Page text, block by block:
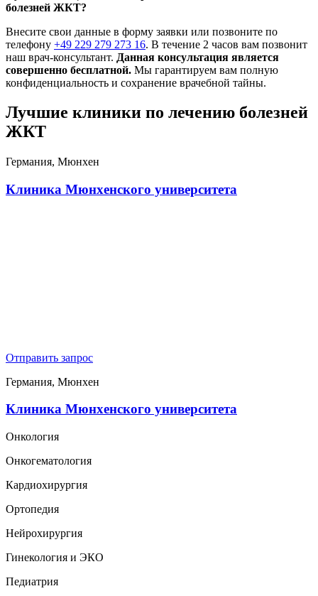
болезней ЖКТ?
Внесите свои данные в форму заявки или позвоните по
телефону +49 229 279 273 16. В течение 2 часов вам позвонит
наш врач-консультант. Данная консультация является
совершенно бесплатной. Мы гарантируем вам полную
конфиденциальность и сохранение врачебной тайны.
Лучшие клиники по лечению болезней
ЖКТ
Германия, Мюнхен
Клиника Мюнхенского университета
Отправить запрос
Германия, Мюнхен
Клиника Мюнхенского университета
Онкология
Онкогематология
Кардиохирургия
Ортопедия
Нейрохирургия
Гинекология и ЭКО
Педиатрия